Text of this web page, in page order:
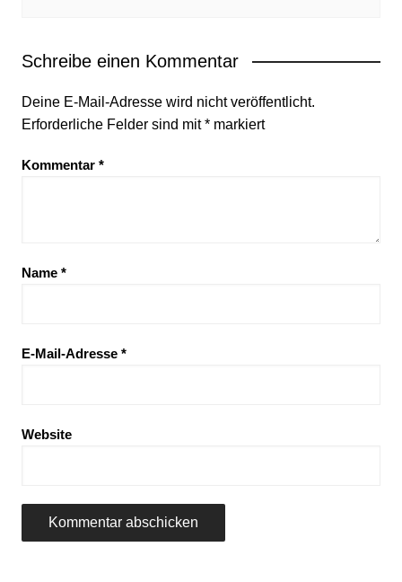
Schreibe einen Kommentar
Deine E-Mail-Adresse wird nicht veröffentlicht.
Erforderliche Felder sind mit*markiert
Kommentar *
Name *
E-Mail-Adresse *
Website